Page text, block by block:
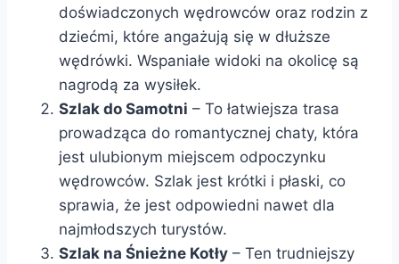
doświadczonych wędrowców oraz rodzin z
dziećmi, które angażują się w dłuższe
wędrówki. Wspaniałe widoki na okolicę są
nagrodą za wysiłek.
Szlak do Samotni – To łatwiejsza trasa
prowadząca do romantycznej chaty, która
jest ulubionym miejscem odpoczynku
wędrowców. Szlak jest krótki i płaski, co
sprawia, że jest odpowiedni nawet dla
najmłodszych turystów.
Szlak na Śnieżne Kotły – Ten trudniejszy